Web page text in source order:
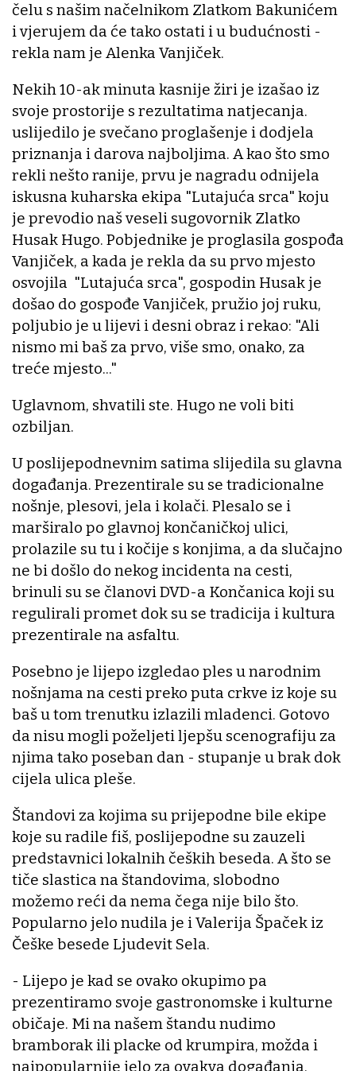
čelu s našim načelnikom Zlatkom Bakunićem
i vjerujem da će tako ostati i u budućnosti -
rekla nam je Alenka Vanjiček.
Nekih 10-ak minuta kasnije žiri je izašao iz
svoje prostorije s rezultatima natjecanja.
uslijedilo je svečano proglašenje i dodjela
priznanja i darova najboljima. A kao što smo
rekli nešto ranije, prvu je nagradu odnijela
iskusna kuharska ekipa "Lutajuća srca" koju
je prevodio naš veseli sugovornik Zlatko
Husak Hugo. Pobjednike je proglasila gospođa
Vanjiček, a kada je rekla da su prvo mjesto
osvojila "Lutajuća srca", gospodin Husak je
došao do gospođe Vanjiček, pružio joj ruku,
poljubio je u lijevi i desni obraz i rekao: "Ali
nismo mi baš za prvo, više smo, onako, za
treće mjesto..."
Uglavnom, shvatili ste. Hugo ne voli biti
ozbiljan.
U poslijepodnevnim satima slijedila su glavna
događanja. Prezentirale su se tradicionalne
nošnje, plesovi, jela i kolači. Plesalo se i
marširalo po glavnoj končaničkoj ulici,
prolazile su tu i kočije s konjima, a da slučajno
ne bi došlo do nekog incidenta na cesti,
brinuli su se članovi DVD-a Končanica koji su
regulirali promet dok su se tradicija i kultura
prezentirale na asfaltu.
Posebno je lijepo izgledao ples u narodnim
nošnjama na cesti preko puta crkve iz koje su
baš u tom trenutku izlazili mladenci. Gotovo
da nisu mogli poželjeti ljepšu scenografiju za
njima tako poseban dan - stupanje u brak dok
cijela ulica pleše.
Štandovi za kojima su prijepodne bile ekipe
koje su radile fiš, poslijepodne su zauzeli
predstavnici lokalnih čeških beseda. A što se
tiče slastica na štandovima, slobodno
možemo reći da nema čega nije bilo što.
Popularno jelo nudila je i Valerija Špaček iz
Češke besede Ljudevit Sela.
- Lijepo je kad se ovako okupimo pa
prezentiramo svoje gastronomske i kulturne
običaje. Mi na našem štandu nudimo
bramborak ili placke od krumpira, možda i
najpopularnije jelo za ovakva događanja.